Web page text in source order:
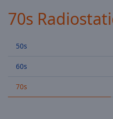
Play
Video
Skip
Skip
Mute
Current
70s
50s
60s
70s